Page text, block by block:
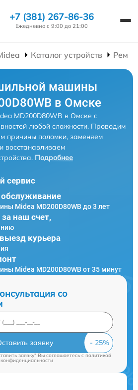
+7 (381) 267-86-36
Ежедневно с 9:00 до 21:00
Каталог устройств
машины
в Омске
MD200D80WB в Омске с
любой сложности. Проводим
причины поломки, заменяем
восстанавливаем
Подробнее
сервис
обслуживание
Midea MD200D80WB до 3 лет
наш счет,
курьера
Midea MD200D80WB от 35 минут
со
заявку
заявку" Вы соглашаетесь cполитикой
конфиденциальности